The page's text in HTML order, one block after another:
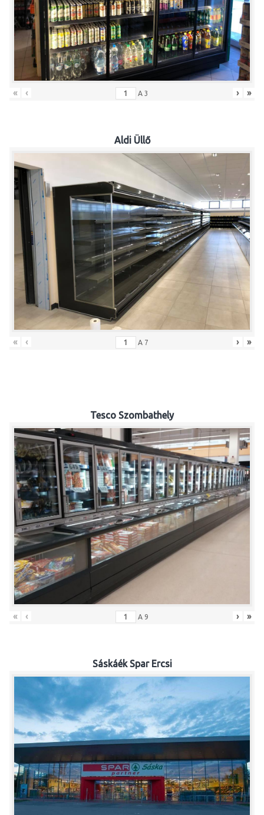
« ‹ A 3 › »
Aldi Üllő
« ‹ A 7 › »
Tesco Szombathely
« ‹ A 9 › »
Sáskáék Spar Ercsi